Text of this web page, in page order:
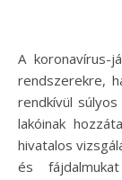
A koronavírus-járvány hatása nemcsak az egészségügyi
rendszerekre,
rendkívül
lakóinak
hivatalos
és